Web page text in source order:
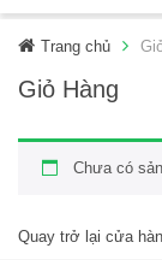
e
n
v
n
Trang chủ
Giỏ Hàng
Chưa có
Quay trở lại cửa